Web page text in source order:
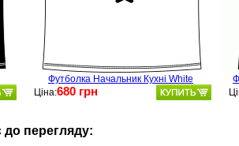
Футболка Начальник Кухні White
Ціна:680 грн
перегляду: